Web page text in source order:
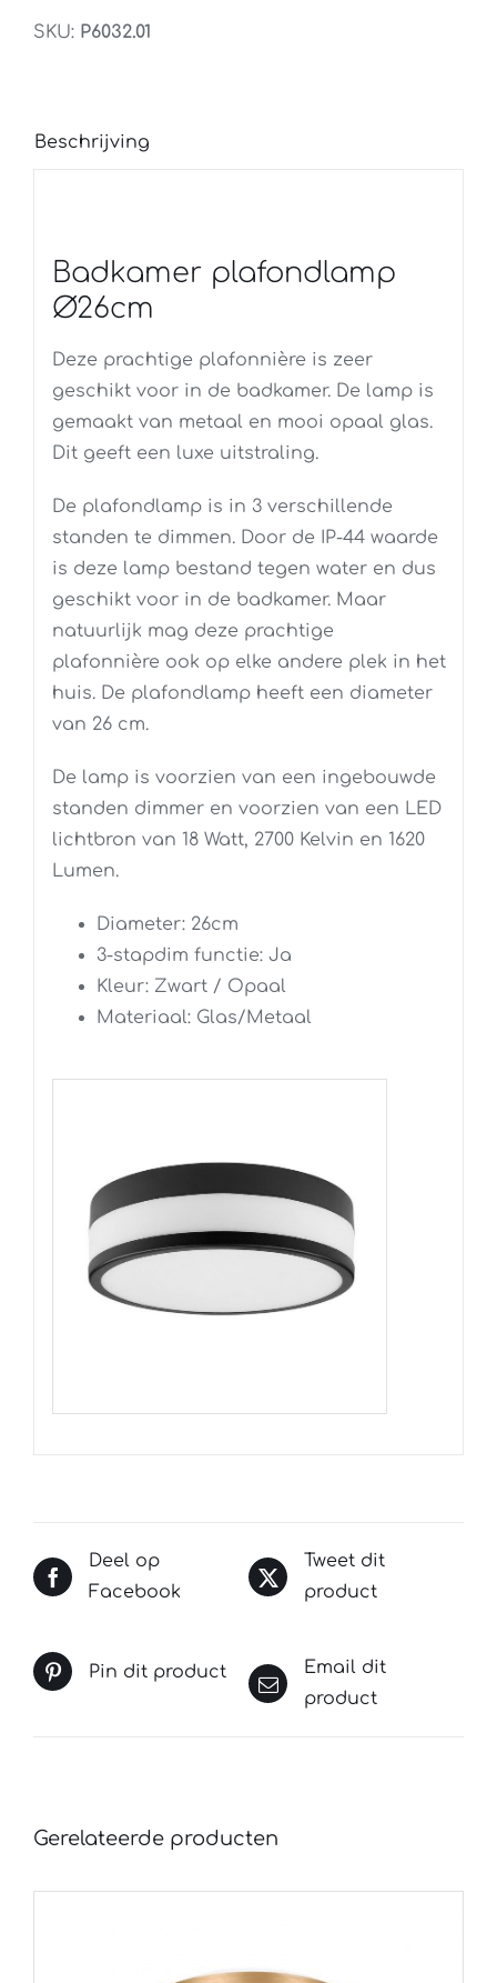
SKU: P6032.01
Beschrijving
Badkamer plafondlamp
Ø26cm
Deze prachtige plafonnière is zeer
geschikt voor in de badkamer. De lamp is
gemaakt van metaal en mooi opaal glas.
Dit geeft een luxe uitstraling.
De plafondlamp is in 3 verschillende
standen te dimmen. Door de IP-44 waarde
is deze lamp bestand tegen water en dus
geschikt voor in de badkamer. Maar
natuurlijk mag deze prachtige
plafonnière ook op elke andere plek in het
huis. De plafondlamp heeft een diameter
van 26 cm.
De lamp is voorzien van een ingebouwde
standen dimmer en voorzien van een LED
lichtbron van 18 Watt, 2700 Kelvin en 1620
Lumen.
Diameter: 26cm
3-stapdim functie: Ja
Kleur: Zwart / Opaal
Materiaal: Glas/Metaal
Deel op
Facebook
Tweet dit
product
Pin dit product
Email dit
product
Gerelateerde producten